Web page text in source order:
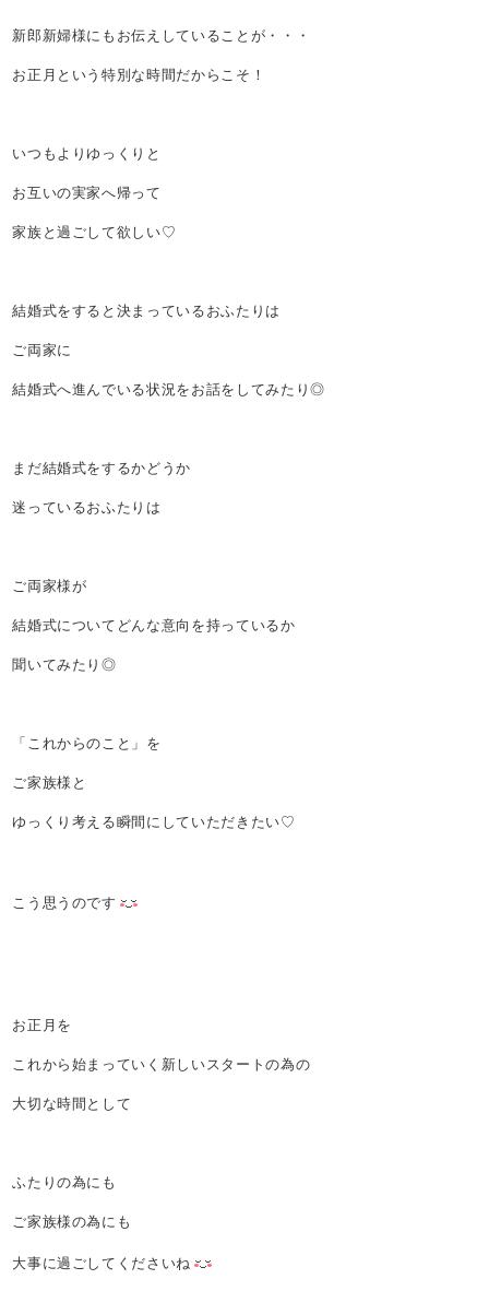
新郎新婦様にもお伝えしていることが・・・
お正月という特別な時間だからこそ！
いつもよりゆっくりと
お互いの実家へ帰って
家族と過ごして欲しい♡
結婚式をすると決まっているおふたりは
ご両家に
結婚式へ進んでいる状況をお話をしてみたり◎
まだ結婚式をするかどうか
迷っているおふたりは
ご両家様が
結婚式についてどんな意向を持っているか
聞いてみたり◎
「これからのこと」を
ご家族様と
ゆっくり考える瞬間にしていただきたい♡
こう思うのです
お正月を
これから始まっていく新しいスタートの為の
大切な時間として
ふたりの為にも
ご家族様の為にも
大事に過ごしてくださいね